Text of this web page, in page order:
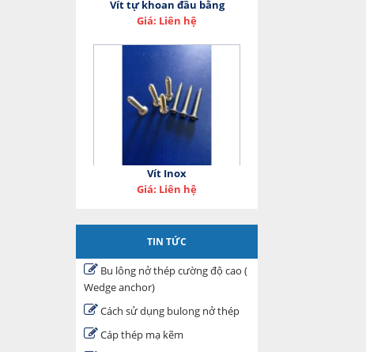
Vít tự khoan đầu bằng
Giá: Liên hệ
Vít Inox
Giá: Liên hệ
TIN TỨC
Bu lông nở thép cường độ cao (
Wedge anchor)
Cách sử dụng bulong nở thép
Cáp thép mạ kẽm